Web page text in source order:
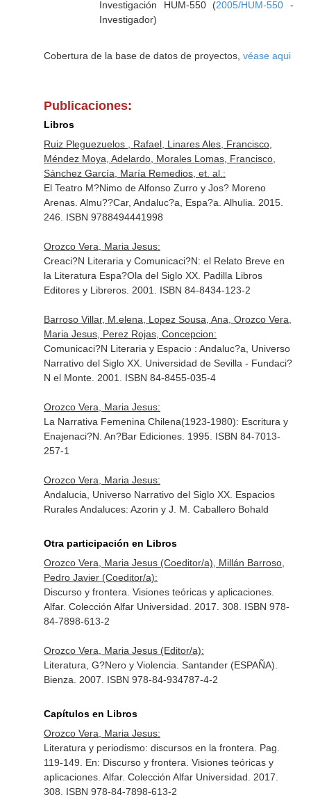
Investigación HUM-550 (2005/HUM-550 -
Investigador)
Cobertura de la base de datos de proyectos, véase aqui
Publicaciones:
Libros
Ruiz Pleguezuelos , Rafael, Linares Ales, Francisco,
Méndez Moya, Adelardo, Morales Lomas, Francisco,
Sánchez García, María Remedios, et. al.:
El Teatro M?Nimo de Alfonso Zurro y Jos? Moreno
Arenas. Almu??Car, Andaluc?a, Espa?a. Alhulia. 2015.
246. ISBN 9788494441998
Orozco Vera, Maria Jesus:
Creaci?N Literaria y Comunicaci?N: el Relato Breve en
la Literatura Espa?Ola del Siglo XX. Padilla Libros
Editores y Libreros. 2001. ISBN 84-8434-123-2
Barroso Villar, M.elena, Lopez Sousa, Ana, Orozco Vera,
Maria Jesus, Perez Rojas, Concepcion:
Comunicaci?N Literaria y Espacio : Andaluc?a, Universo
Narrativo del Siglo XX. Universidad de Sevilla - Fundaci?
N el Monte. 2001. ISBN 84-8455-035-4
Orozco Vera, Maria Jesus:
La Narrativa Femenina Chilena(1923-1980): Escritura y
Enajenaci?N. An?Bar Ediciones. 1995. ISBN 84-7013-
257-1
Orozco Vera, Maria Jesus:
Andalucia, Universo Narrativo del Siglo XX. Espacios
Rurales Andaluces: Azorin y J. M. Caballero Bohald
Otra participación en Libros
Orozco Vera, Maria Jesus (Coeditor/a), Millán Barroso,
Pedro Javier (Coeditor/a):
Discurso y frontera. Visiones teóricas y aplicaciones.
Alfar. Colección Alfar Universidad. 2017. 308. ISBN 978-
84-7898-613-2
Orozco Vera, Maria Jesus (Editor/a):
Literatura, G?Nero y Violencia. Santander (ESPAÑA).
Bienza. 2007. ISBN 978-84-934787-4-2
Capítulos en Libros
Orozco Vera, Maria Jesus:
Literatura y periodismo: discursos en la frontera. Pag.
119-149. En: Discurso y frontera. Visiones teóricas y
aplicaciones. Alfar. Colección Alfar Universidad. 2017.
308. ISBN 978-84-7898-613-2